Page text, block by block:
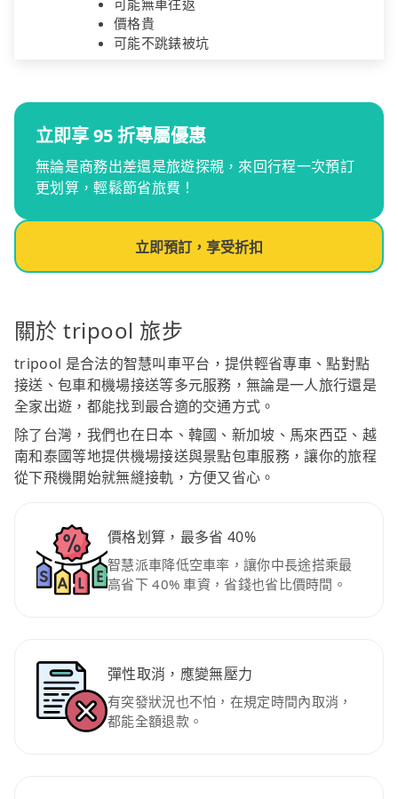
可能無車往返
價格貴
可能不跳錶被坑
立即享 95 折專屬優惠
無論是商務出差還是旅遊探親，來回行程一次預訂
更划算，輕鬆節省旅費！
立即預訂，享受折扣
關於 tripool 旅步
tripool 是合法的智慧叫車平台，提供輕省專車、點對點
接送、包車和機場接送等多元服務，無論是一人旅行還是
全家出遊，都能找到最合適的交通方式。
除了台灣，我們也在日本、韓國、新加坡、馬來西亞、越
南和泰國等地提供機場接送與景點包車服務，讓你的旅程
從下飛機開始就無縫接軌，方便又省心。
價格划算，最多省 40%
智慧派車降低空車率，讓你中長途搭乘最
高省下 40% 車資，省錢也省比價時間。
彈性取消，應變無壓力
有突發狀況也不怕，在規定時間內取消，
都能全額退款。